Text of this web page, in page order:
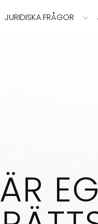
JURIDISKA FRÅGOR